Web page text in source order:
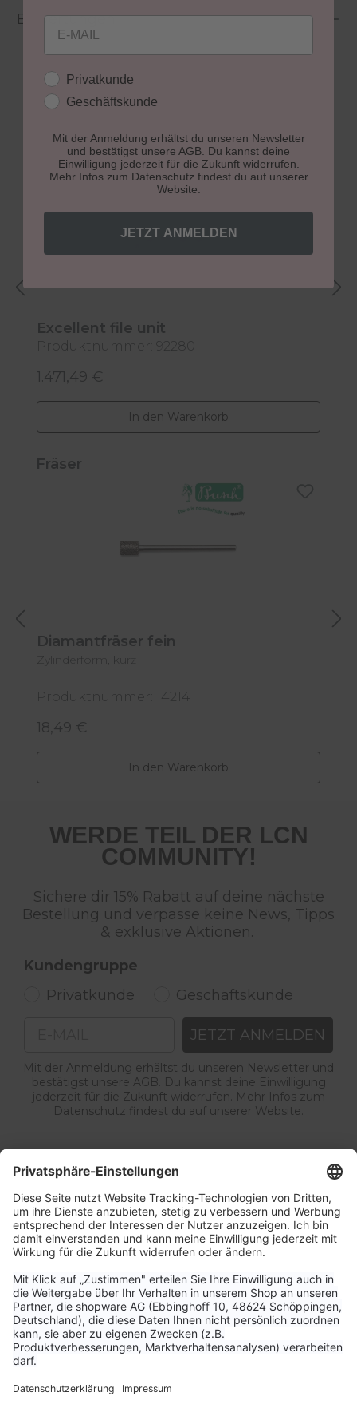
Bewertungen
Produktgalerie überspringen
Weitere Schleifgeräte und Zubehör
Excellent file unit
Produktnummer: 92280
Regulärer Preis:
1.471,49 €
In den Warenkorb
Produktgalerie überspringen
Fräser
Diamantfräser fein
Zylinderform, kurz
Produktnummer: 14214
Regulärer Preis:
18,49 €
In den Warenkorb
WERDE TEIL DER LCN
COMMUNITY!
Sichere dir 15% Rabatt auf deine nächste
Bestellung und verpasse keine News, Tipps
& exklusive Aktionen.
Kundengruppe
Privatkunde
Geschäftskunde
JETZT ANMELDEN
Mit der Anmeldung erhältst du unseren Newsletter und
bestätigst unsere AGB. Du kannst deine Einwilligung
jederzeit für die Zukunft widerrufen. Mehr Infos zum
Datenschutz findest du auf unserer Website.
Unternehmen
Aktuelle Themen
Email
Kundengruppe
Privatkunde
Geschäftskunde
Mit der Anmeldung erhältst du unseren Newsletter
und bestätigst unsere AGB. Du kannst deine
Einwilligung jederzeit für die Zukunft widerrufen.
Mehr Infos zum Datenschutz findest du auf unserer
Website.
JETZT ANMELDEN